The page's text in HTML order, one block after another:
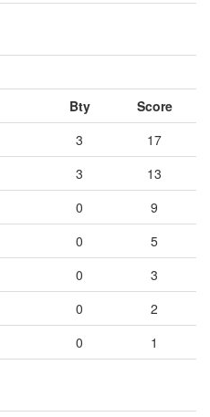
Bty
Score
3
17
3
13
0
9
0
5
0
3
0
2
0
1